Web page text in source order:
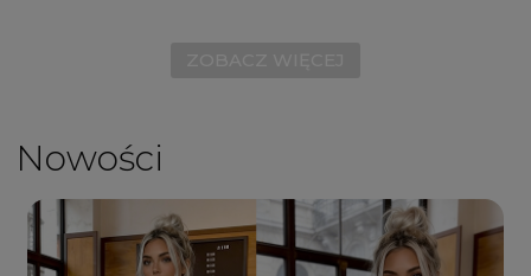
Nowości